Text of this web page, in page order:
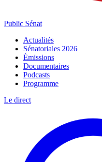
Public Sénat
Actualités
Sénatoriales 2026
Émissions
Documentaires
Podcasts
Programme
Le direct